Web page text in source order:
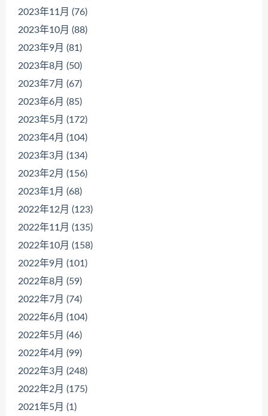
2023年11月 (76)
2023年10月 (88)
2023年9月 (81)
2023年8月 (50)
2023年7月 (67)
2023年6月 (85)
2023年5月 (172)
2023年4月 (104)
2023年3月 (134)
2023年2月 (156)
2023年1月 (68)
2022年12月 (123)
2022年11月 (135)
2022年10月 (158)
2022年9月 (101)
2022年8月 (59)
2022年7月 (74)
2022年6月 (104)
2022年5月 (46)
2022年4月 (99)
2022年3月 (248)
2022年2月 (175)
2021年5月 (1)